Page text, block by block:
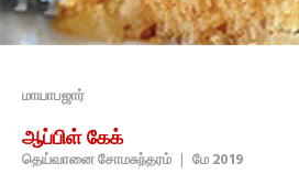
மாயாபஜார்
ஆப்பிள் கேக்
தெய்வானை சோமசுந்தரம் | மே 2019